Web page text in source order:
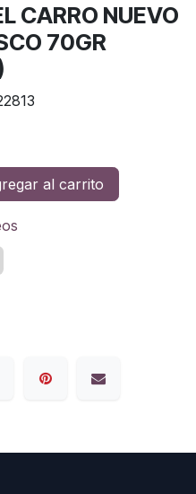
CARRO NUEVO
70GR
al carrito